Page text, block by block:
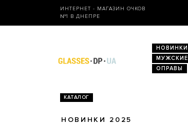
ИНТЕРНЕТ - МАГАЗИН ОЧКОВ
№1 В ДНЕПРЕ
НОВИНКИ
МУЖСКИЕ
ОПРАВЫ
КАТАЛОГ
НОВИНКИ 2025